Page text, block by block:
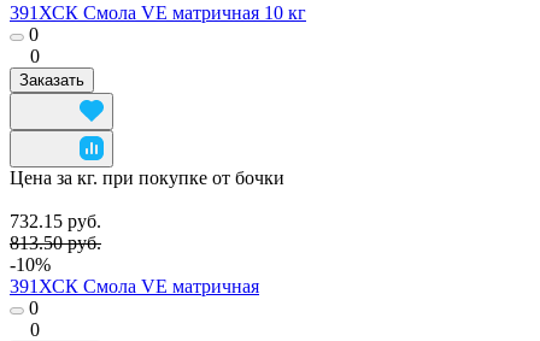
391ХСК Смола VE матричная 10 кг
0
0
Заказать
Цена за кг. при покупке от бочки
732.15 руб.
813.50 руб.
-10%
391ХСК Смола VE матричная
0
0